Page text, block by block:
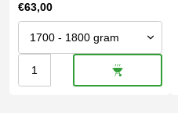
€63,00
Picanha
|
gekozen
worden
op
productpagina